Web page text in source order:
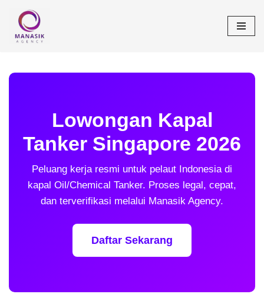
Lompat
ke
Lowongan Kapal
Tanker Singapore 2026
Peluang kerja resmi untuk pelaut Indonesia di
kapal Oil/Chemical Tanker. Proses legal, cepat,
dan terverifikasi melalui Manasik Agency.
Daftar Sekarang